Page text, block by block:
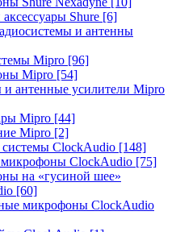
Shure [6]
и антенны
Mipro [96]
Mipro [54]
антенные усилители Mipro
Mipro [44]
Mipro [2]
ClockAudio [148]
ClockAudio [75]
на «гусиной шее»
[60]
микрофоны ClockAudio